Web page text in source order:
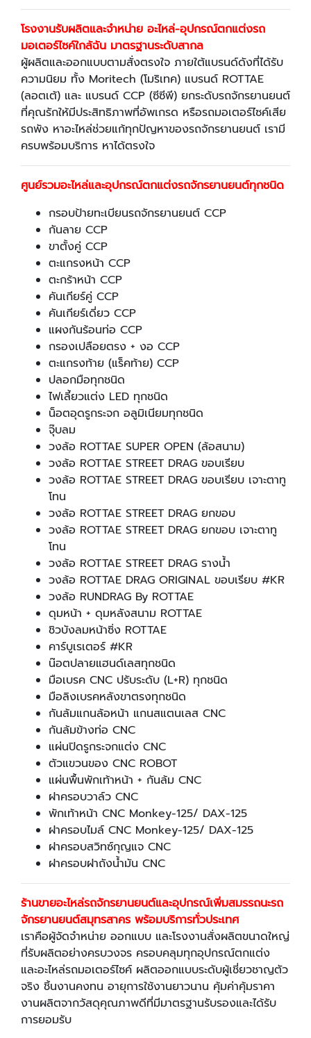
โรงงานรับผลิตและจำหน่าย อะไหล่-อุปกรณ์ตกแต่งรถ
มอเตอร์ไซค์ใกล้ฉัน มาตรฐานระดับสากล
ผู้ผลิตและออกแบบตามสั่งตรงใจ ภายใต้แบรนด์ดังที่ได้รับ
ความนิยม ทั้ง Moritech (โมริเทค) แบรนด์ ROTTAE
(ลอตเต้) และ แบรนด์ CCP (ซีซีพี) ยกระดับรถจักรยานยนต์
ที่คุณรักให้มีประสิทธิภาพที่อัพเกรด หรือรถมอเตอร์ไซค์เสีย
รถพัง หาอะไหล่ช่วยแก้ทุกปัญหาของรถจักรยานยนต์ เรามี
ครบพร้อมบริการ หาได้ตรงใจ
ศูนย์รวมอะไหล่และอุปกรณ์ตกแต่งรถจักรยานยนต์ทุกชนิด
กรอบป้ายทะเบียนรถจักรยานยนต์ CCP
กันลาย CCP
ขาตั้งคู่ CCP
ตะแกรงหน้า CCP
ตะกร้าหน้า CCP
คันเกียร์คู่ CCP
คันเกียร์เดี่ยว CCP
แผงกันร้อนท่อ CCP
กรองเปลือยตรง + งอ CCP
ตะแกรงท้าย (แร็คท้าย) CCP
ปลอกมือทุกชนิด
ไฟเลี้ยวแต่ง LED ทุกชนิด
น็อตอุดรูกระจก อลูมิเนียมทุกชนิด
จุ๊บลม
วงล้อ ROTTAE SUPER OPEN (ล้อสนาม)
วงล้อ ROTTAE STREET DRAG ขอบเรียบ
วงล้อ ROTTAE STREET DRAG ขอบเรียบ เจาะตาทู
โทน
วงล้อ ROTTAE STREET DRAG ยกขอบ
วงล้อ ROTTAE STREET DRAG ยกขอบ เจาะตาทู
โทน
วงล้อ ROTTAE STREET DRAG รางน้ำ
วงล้อ ROTTAE DRAG ORIGINAL ขอบเรียบ #KR
วงล้อ RUNDRAG By ROTTAE
ดุมหน้า + ดุมหลังสนาม ROTTAE
ชิวบังลมหน้าซิ่ง ROTTAE
คาร์บูเรเตอร์ #KR
น๊อตปลายแฮนด์เลสทุกชนิด
มือเบรค CNC ปรับระดับ (L+R) ทุกชนิด
มือลิงเบรคหลังขาตรงทุกชนิด
กันล้มแกนล้อหน้า แกนสแตนเลส CNC
กันล้มข้างท่อ CNC
แผ่นปิดรูกระจกแต่ง CNC
ตัวแขวนของ CNC ROBOT
แผ่นพื้นพักเท้าหน้า + กันล้ม CNC
ฝาครอบวาล์ว CNC
พักเท้าหน้า CNC Monkey-125/ DAX-125
ฝาครอบไมล์ CNC Monkey-125/ DAX-125
ฝาครอบสวิทซ์กุญแจ CNC
ฝาครอบฝาถังน้ำมัน CNC
ร้านขายอะไหล่รถจักรยานยนต์และอุปกรณ์เพิ่มสมรรถนะรถ
จักรยานยนต์สมุทรสาคร พร้อมบริการทั่วประเทศ
เราคือผู้จัดจำหน่าย ออกแบบ และโรงงานสั่งผลิตขนาดใหญ่
ที่รับผลิตอย่างครบวงจร ครอบคลุมทุกอุปกรณ์ตกแต่ง
และอะไหล่รถมอเตอร์ไซค์ ผลิตออกแบบระดับผู้เชี่ยวชาญตัว
จริง ชิ้นงานคงทน อายุการใช้งานยาวนาน คุ้มค่าคุ้มราคา
งานผลิตจากวัสดุคุณภาพดีที่มีมาตรฐานรับรองและได้รับ
การยอมรับ